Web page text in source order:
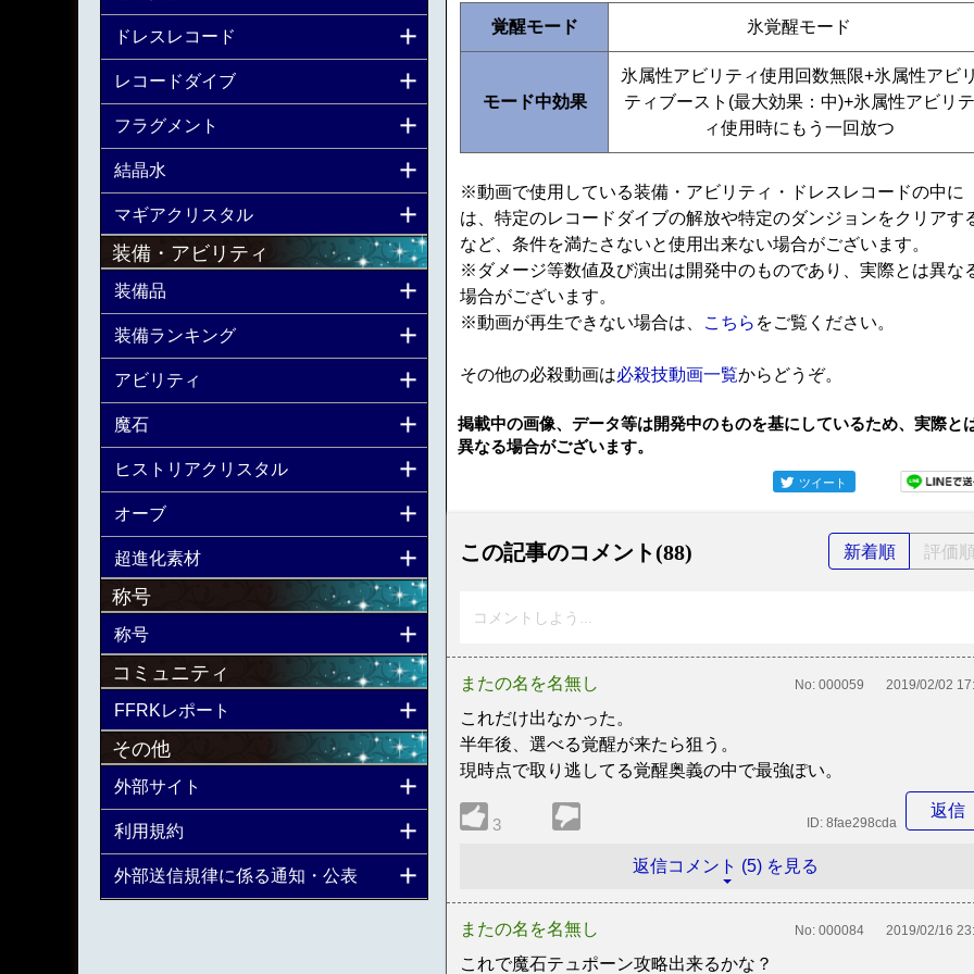
覚醒モード 氷覚醒モード
モード中効果
氷属性アビリティ使用回数無限+氷属性アビリ
ティブースト(最大効果：中)+氷属性アビリテ
ィ使用時にもう一回放つ
※動画で使用している装備・アビリティ・ドレスレコードの中に
は、特定のレコードダイブの解放や特定のダンジョンをクリアす
など、条件を満たさないと使用出来ない場合がございます。
※ダメージ等数値及び演出は開発中のものであり、実際とは異な
場合がございます。
※動画が再生できない場合は、
こちら をご覧ください。
その他の必殺動画は必殺技動画一覧からどうぞ。
掲載中の画像、データ等は開発中のものを基にしているため、実際と
異なる場合がございます。
ツイート
この記事のコメント(88) 新着順 評価順
コメントしよう...
またの名を名無し No: 000059 2019/02/02
これだけ出なかった。
半年後、選べる覚醒が来たら狙う。
現時点で取り逃してる覚醒奥義の中で最強ぽい。
3
返信
ID: 8fae298cda
返信コメント (5) を見る
またの名を名無し No: 000084 2019/02/16
これで魔石テュポーン攻略出来るかな？
ドレスレコード
レコードダイブ
フラグメント
結晶水
マギアクリスタル
装備・アビリティ
装備品
装備ランキング
アビリティ
魔石
ヒストリアクリスタル
オーブ
超進化素材
称号
称号
コミュニティ
FFRKレポート
その他
外部サイト
利用規約
外部送信規律に係る通知・公表